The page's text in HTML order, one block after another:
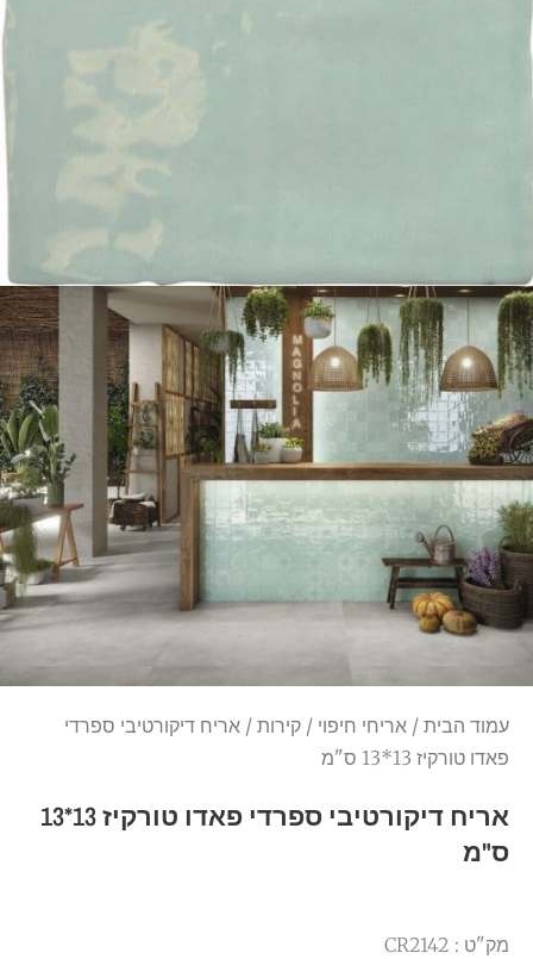
עמוד הבית / אריחי חיפוי / קירות / אריח דיקורטיבי ספרדי
פאדו טורקיז 13*13 ס"מ
אריח דיקורטיבי ספרדי פאדו טורקיז 13*13
ס"מ
מק"ט : CR2142